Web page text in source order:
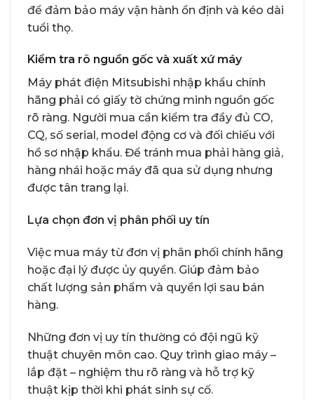
để đảm bảo máy vận hành ổn định và kéo dài
tuổi thọ.
Kiểm tra rõ nguồn gốc và xuất xứ máy
Máy phát điện Mitsubishi nhập khẩu chính
hãng phải có giấy tờ chứng minh nguồn gốc
rõ ràng. Người mua cần kiểm tra đầy đủ CO,
CQ, số serial, model động cơ và đối chiếu với
hồ sơ nhập khẩu. Để tránh mua phải hàng giả,
hàng nhái hoặc máy đã qua sử dụng nhưng
được tân trang lại.
Lựa chọn đơn vị phân phối uy tín
Việc mua máy từ đơn vị phân phối chính hãng
hoặc đại lý được ủy quyền. Giúp đảm bảo
chất lượng sản phẩm và quyền lợi sau bán
hàng.
Những đơn vị uy tín thường có đội ngũ kỹ
thuật chuyên môn cao. Quy trình giao máy –
lắp đặt – nghiệm thu rõ ràng và hỗ trợ kỹ
thuật kịp thời khi phát sinh sự cố.